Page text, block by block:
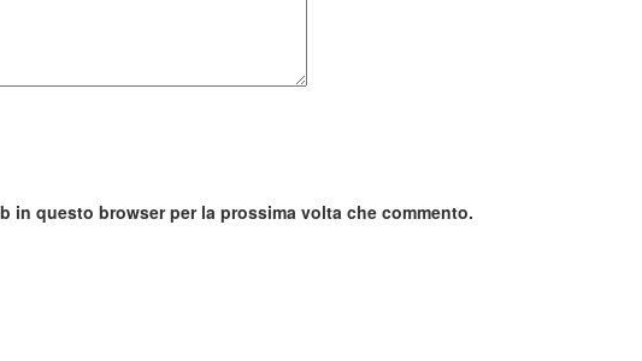
in questo browser per la prossima volta che commento.